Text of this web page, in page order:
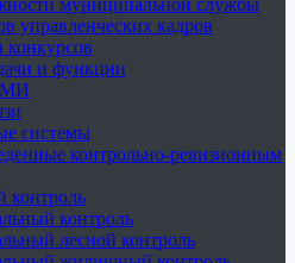
муниципальной службы
управленческих кадров
конкурсов
и функции
системы
контрольно-ревизионным
контроль
лесной контроль